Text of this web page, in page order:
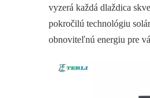
vyzerá každá dlaždica
pokročilú technológiu
obnoviteľnú energiu pre